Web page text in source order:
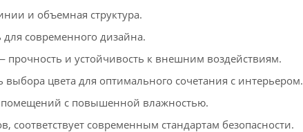
и объемная структура.
современного дизайна.
и устойчивость к внешним воздействиям.
цвета для оптимального сочетания с интерьером.
с повышенной влажностью.
соответствует современным стандартам безопасности.